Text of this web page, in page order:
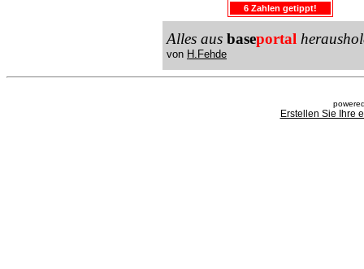
6 Zahlen getippt!
Alles aus baseportal
von H.Fehde
Erstellen Sie Ihre